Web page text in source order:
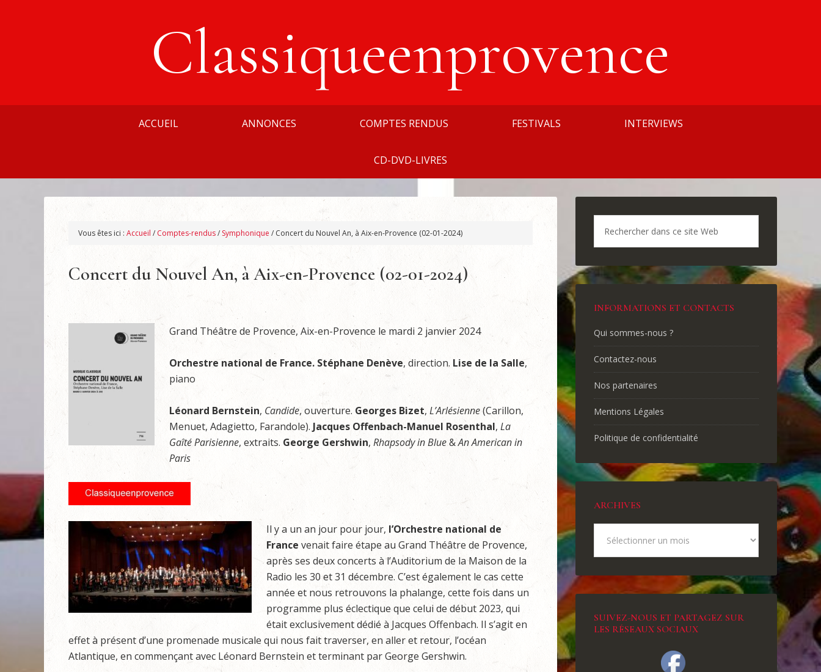
Classiqueenprovence
ACCUEIL ANNONCES COMPTES RENDUS FESTIVALS INTERVIEWS
CD-DVD-LIVRES
Vous êtes ici : Accueil / Comptes-rendus/ Symphonique / Concert du Nouvel An, à Aix-en-Provence (02-01-2024)
Concert du Nouvel An, à Aix-en-Provence (02-01-2024)
Grand Théâtre de Provence, Aix-en-Provence le mardi 2 janvier 2024
Orchestre national de France. Stéphane Denève, direction. Lise de la Salle,
piano
Léonard Bernstein, Candide, ouverture. Georges Bizet, L’Arlésienne(Carillon,
Menuet, Adagietto, Farandole). Jacques Offenbach-Manuel Rosenthal, La
Gaîté Parisienne, extraits. George Gershwin, Rhapsody in Blue&An American in
Paris
Il y a un an jour pour jour, l’Orchestre national de
France venait faire étape au Grand Théâtre de Provence,
après ses deux concerts à l’Auditorium de la Maison de la
Radio les 30 et 31 décembre. C’est également le cas cette
année et nous retrouvons la phalange, cette fois dans un
programme plus éclectique que celui de début 2023, qui
était exclusivement dédié à Jacques Offenbach. Il s’agit en
effet à présent d’une promenade musicale qui nous fait traverser, en aller et retour, l’océan
Atlantique, en commençant avec Léonard Bernstein et terminant par George Gershwin.
INFORMATIONS ET CONTACTS
Qui sommes-nous ?
Contactez-nous
Nos partenaires
Mentions Légales
Politique de confidentialité
ARCHIVES
SUIVEZ-NOUS ET PARTAGEZ SUR
LES RÉSEAUX SOCIAUX